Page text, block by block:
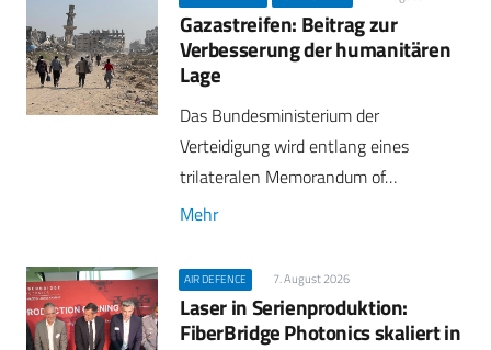
Gazastreifen: Beitrag zur
Verbesserung der humanitären
Lage
Das Bundesministerium der
Verteidigung wird entlang eines
trilateralen Memorandum of…
Mehr
AIR DEFENCE 7. August 2026
Laser in Serienproduktion:
FiberBridge Photonics skaliert in